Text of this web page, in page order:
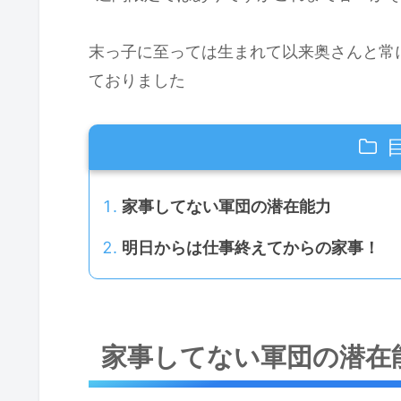
末っ子に至っては生まれて以来奥さんと
ておりました
家事してない軍団の潜在能力
明日からは仕事終えてからの家事！
家事してない軍団の潜在